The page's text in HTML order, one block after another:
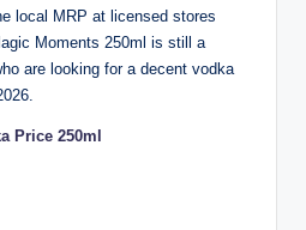
plus spécifiques.
d’identité mérite également
un processus de KYC (Know
conforme aux directives
notamment la quatrième et la
contraignant au premier abord,
pour les parieurs : une fois
local MRP at licensed stores
Moments 250ml is still a
are looking for a decent vodka
Price 250ml